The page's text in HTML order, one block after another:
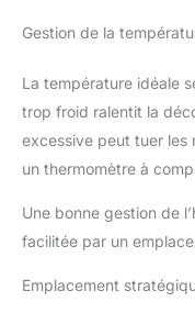
Gestion de la
La température idéale
trop froid ralentit la
excessive peut tuer les
un thermomètre à
Une bonne gestion de
facilitée par un
Emplacement